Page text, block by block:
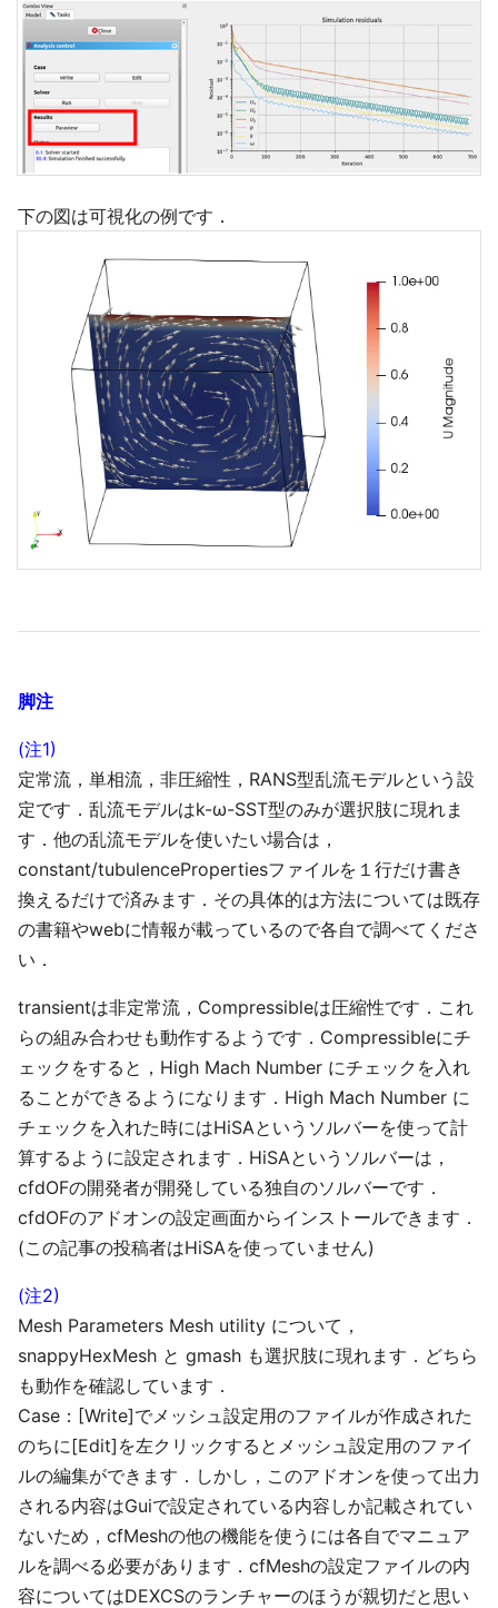
下の図は可視化の例です．
脚注
(注1)
定常流，単相流，非圧縮性，RANS型乱流モデルという設
定です．乱流モデルはk-ω-SST型のみが選択肢に現れま
す．他の乱流モデルを使いたい場合は，
constant/tubulencePropertiesファイルを１行だけ書き
換えるだけで済みます．その具体的は方法については既存
の書籍やwebに情報が載っているので各自で調べてくださ
い．
transientは非定常流，Compressibleは圧縮性です．これ
らの組み合わせも動作するようです．Compressibleにチ
ェックをすると，High Mach Number にチェックを入れ
ることができるようになります．High Mach Number に
チェックを入れた時にはHiSAというソルバーを使って計
算するように設定されます．HiSAというソルバーは，
cfdOFの開発者が開発している独自のソルバーです．
cfdOFのアドオンの設定画面からインストールできます．
(この記事の投稿者はHiSAを使っていません)
(注2)
Mesh Parameters Mesh utility について，
snappyHexMesh と gmash も選択肢に現れます．どちら
も動作を確認しています．
Case：[Write]でメッシュ設定用のファイルが作成された
のちに[Edit]を左クリックするとメッシュ設定用のファイ
ルの編集ができます．しかし，このアドオンを使って出力
される内容はGuiで設定されている内容しか記載されてい
ないため，cfMeshの他の機能を使うには各自でマニュア
ルを調べる必要があります．cfMeshの設定ファイルの内
容についてはDEXCSのランチャーのほうが親切だと思い